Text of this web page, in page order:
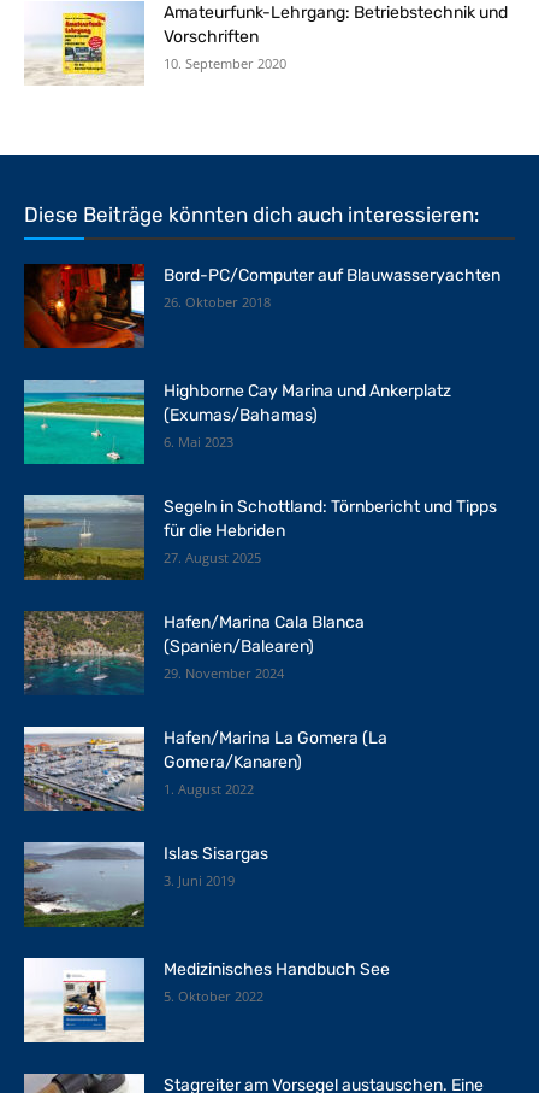
Amateurfunk-Lehrgang: Betriebstechnik und
Vorschriften
10. September 2020
Diese Beiträge könnten dich auch interessieren:
Bord-PC/Computer auf Blauwasseryachten
26. Oktober 2018
Highborne Cay Marina und Ankerplatz
(Exumas/Bahamas)
6. Mai 2023
Segeln in Schottland: Törnbericht und Tipps
für die Hebriden
27. August 2025
Hafen/Marina Cala Blanca
(Spanien/Balearen)
29. November 2024
Hafen/Marina La Gomera (La
Gomera/Kanaren)
1. August 2022
Islas Sisargas
3. Juni 2019
Medizinisches Handbuch See
5. Oktober 2022
Stagreiter am Vorsegel austauschen. Eine